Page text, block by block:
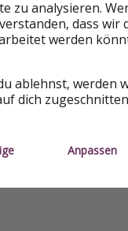
zu analysieren.
dass
werden
ablehnst, werden
dich
Anpassen